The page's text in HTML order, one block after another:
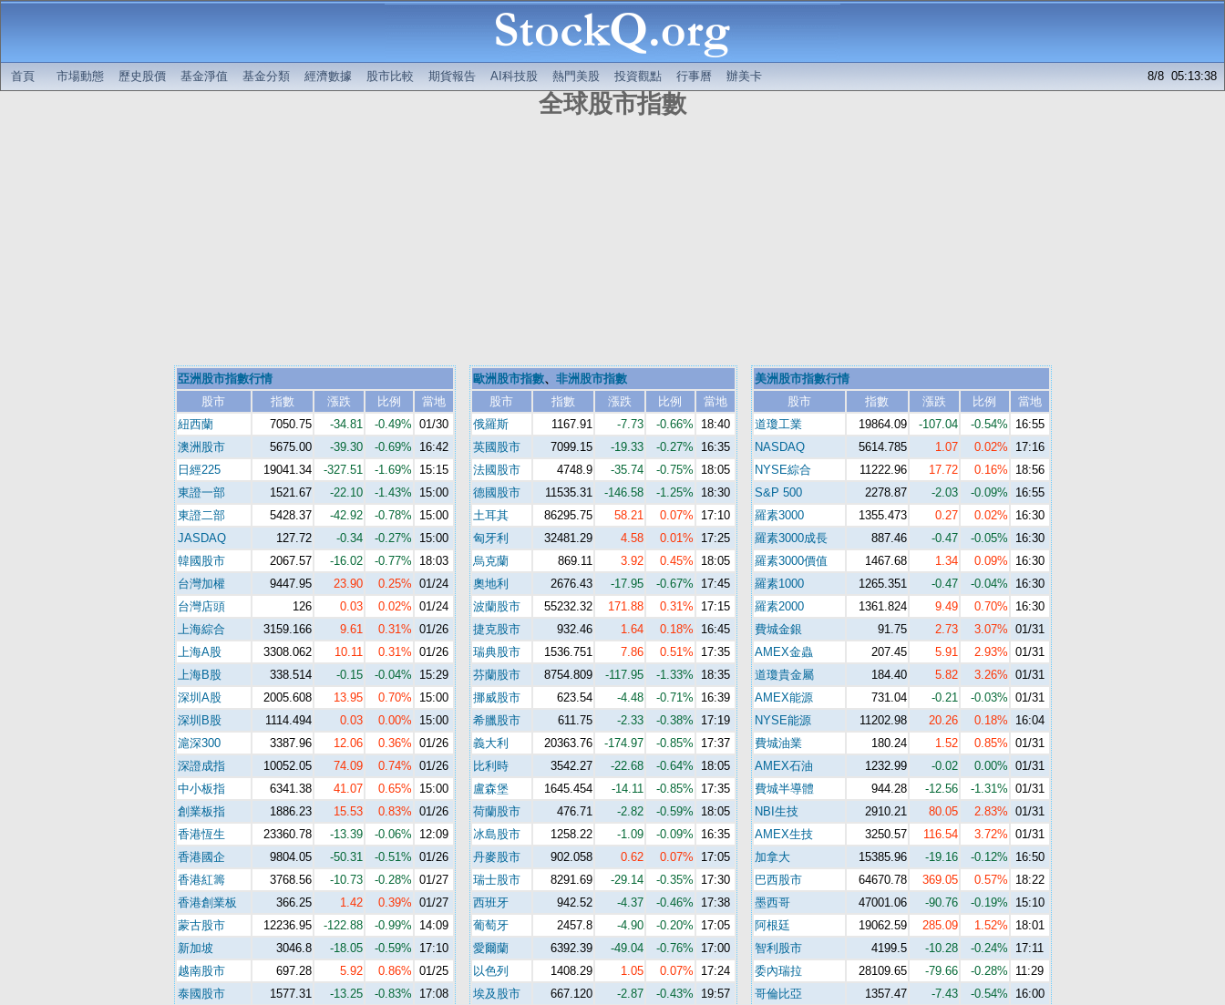
首頁 市場動態 歷史股價 基金淨值 基金分類 經濟數據 股市比較 期貨報告 AI科技股 熱門美股 投資觀點 行事曆 辦美卡 8/8 05:13:38
全球股市指數
亞洲股市指數行情
股市
指數 漲跌 比例
當地
紐西蘭
7050.75 -34.81 -0.49% 01/30
澳洲股市
5675.00 -39.30 -0.69%
16:42
日經225
19041.34 -327.51 -1.69%
15:15
東證一部
1521.67 -22.10 -1.43%
15:00
東證二部
5428.37 -42.92 -0.78%
15:00
JASDAQ
127.72 -0.34 -0.27%
15:00
韓國股市
2067.57 -16.02 -0.77%
18:03
台灣加權
9447.95 23.90 0.25% 01/24
台灣店頭
126 0.03 0.02% 01/24
上海綜合
3159.166 9.61 0.31% 01/26
上海A股
3308.062 10.11 0.31% 01/26
上海B股
338.514 -0.15 -0.04%
15:29
深圳A股
2005.608 13.95 0.70%
15:00
深圳B股
1114.494 0.03 0.00%
15:00
滬深300
3387.96 12.06 0.36% 01/26
深證成指
10052.05 74.09 0.74% 01/26
中小板指
6341.38 41.07 0.65%
15:00
創業板指
1886.23 15.53 0.83% 01/26
香港恆生
23360.78 -13.39 -0.06%
12:09
香港國企
9804.05 -50.31 -0.51% 01/26
香港紅籌
3768.56 -10.73 -0.28% 01/27
香港創業板
366.25 1.42 0.39% 01/27
蒙古股市
12236.95 -122.88 -0.99%
14:09
新加坡
3046.8 -18.05 -0.59%
17:10
越南股市
697.28 5.92 0.86% 01/25
泰國股市
1577.31 -13.25 -0.83%
17:08
歐洲股市指數、 非洲股市指數
股市
指數 漲跌 比例
當地
俄羅斯
1167.91 -7.73 -0.66%
18:40
英國股市
7099.15 -19.33 -0.27%
16:35
法國股市
4748.9 -35.74 -0.75%
18:05
德國股市
11535.31 -146.58 -1.25%
18:30
土耳其
86295.75 58.21 0.07%
17:10
匈牙利
32481.29 4.58 0.01%
17:25
烏克蘭
869.11 3.92 0.45%
18:05
奧地利
2676.43 -17.95 -0.67%
17:45
波蘭股市
55232.32 171.88 0.31%
17:15
捷克股市
932.46 1.64 0.18%
16:45
瑞典股市
1536.751 7.86 0.51%
17:35
芬蘭股市
8754.809 -117.95 -1.33%
18:35
挪威股市
623.54 -4.48 -0.71%
16:39
希臘股市
611.75 -2.33 -0.38%
17:19
義大利
20363.76 -174.97 -0.85%
17:37
比利時
3542.27 -22.68 -0.64%
18:05
盧森堡
1645.454 -14.11 -0.85%
17:35
荷蘭股市
476.71 -2.82 -0.59%
18:05
冰島股市
1258.22 -1.09 -0.09%
16:35
丹麥股市
902.058 0.62 0.07%
17:05
瑞士股市
8291.69 -29.14 -0.35%
17:30
西班牙
942.52 -4.37 -0.46%
17:38
葡萄牙
2457.8 -4.90 -0.20%
17:05
愛爾蘭
6392.39 -49.04 -0.76%
17:00
以色列
1408.29 1.05 0.07%
17:24
埃及股市
667.120 -2.87 -0.43%
19:57
美洲股市指數行情
股市
指數 漲跌 比例
當地
道瓊工業
19864.09 -107.04 -0.54%
16:55
NASDAQ
5614.785 1.07 0.02%
17:16
NYSE綜合
11222.96 17.72 0.16%
18:56
S&P 500
2278.87 -2.03 -0.09%
16:55
羅素3000
1355.473 0.27 0.02%
16:30
羅素3000成長
887.46 -0.47 -0.05%
16:30
羅素3000價值
1467.68 1.34 0.09%
16:30
羅素1000
1265.351 -0.47 -0.04%
16:30
羅素2000
1361.824 9.49 0.70%
16:30
費城金銀
91.75 2.73 3.07% 01/31
AMEX金蟲
207.45 5.91 2.93% 01/31
道瓊貴金屬
184.40 5.82 3.26% 01/31
AMEX能源
731.04 -0.21 -0.03% 01/31
NYSE能源
11202.98 20.26 0.18%
16:04
費城油業
180.24 1.52 0.85% 01/31
AMEX石油
1232.99 -0.02 0.00% 01/31
費城半導體
944.28 -12.56 -1.31% 01/31
NBI生技
2910.21 80.05 2.83% 01/31
AMEX生技
3250.57 116.54 3.72% 01/31
加拿大
15385.96 -19.16 -0.12%
16:50
巴西股市
64670.78 369.05 0.57%
18:22
墨西哥
47001.06 -90.76 -0.19%
15:10
阿根廷
19062.59 285.09 1.52%
18:01
智利股市
4199.5 -10.28 -0.24%
17:11
委內瑞拉
28109.65 -79.66 -0.28%
11:29
哥倫比亞
1357.47 -7.43 -0.54%
16:00